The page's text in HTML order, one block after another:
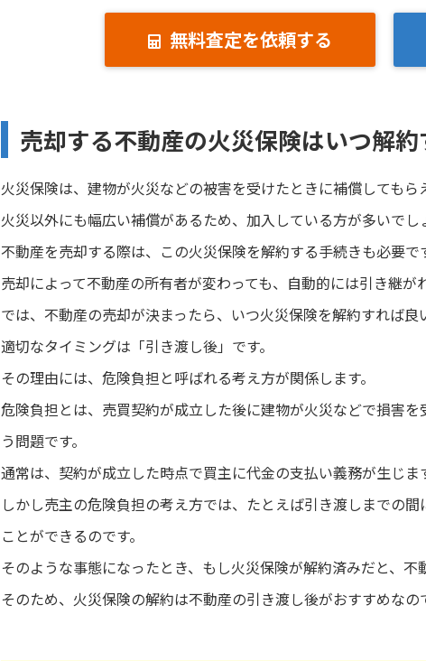
無料査定を依頼する
売却する不動産の火災保険はいつ解約
火災保険は、建物が火災などの被害を受けたときに補償してもら
火災以外にも幅広い補償があるため、加入している方が多いでし
不動産を売却する際は、この火災保険を解約する手続きも必要で
売却によって不動産の所有者が変わっても、自動的には引き継が
では、不動産の売却が決まったら、いつ火災保険を解約すれば良
適切なタイミングは「引き渡し後」です。
その理由には、危険負担と呼ばれる考え方が関係します。
危険負担とは、売買契約が成立した後に建物が火災などで損害
う問題です。
通常は、契約が成立した時点で買主に代金の支払い義務が生じま
しかし売主の危険負担の考え方では、たとえば引き渡しまでの
ことができるのです。
そのような事態になったとき、もし火災保険が解約済みだと、
そのため、火災保険の解約は不動産の引き渡し後がおすすめなの